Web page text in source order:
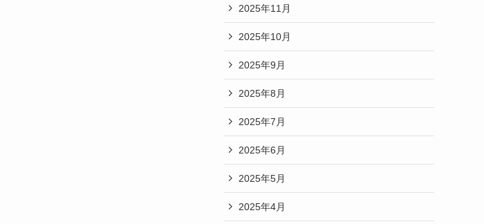
2025年11月
2025年10月
2025年9月
2025年8月
2025年7月
2025年6月
2025年5月
2025年4月